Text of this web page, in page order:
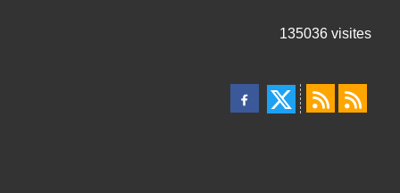
135036 visites